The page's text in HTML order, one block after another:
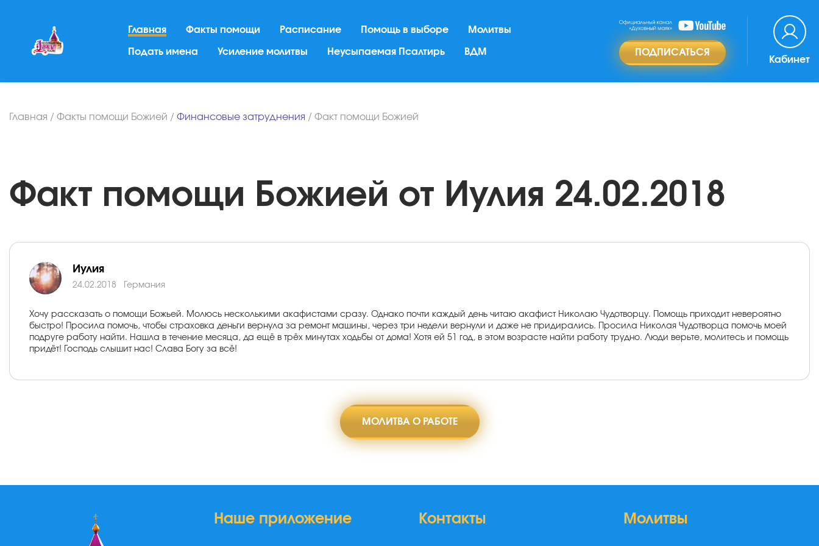
Главная Факты помощи Расписание Помощь в выборе Молитвы
Подать имена Усиление молитвы Неусыпаемая Псалтирь ВДМ ПОДПИСАТЬСЯ
Кабинет
Главная / Факты помощи Божией / Финансовые затруднения / Факт помощи Божией
Факт помощи Божией от Иулия 24.02.2018
Иулия
24.02.2018 Германия
Хочу рассказать о помощи Божьей. Молюсь несколькими акафистами сразу. Однако почти каждый день читаю акафист Николаю Чудотворцу. Помощь приходит невероятно
быстро! Просила помочь, чтобы страховка деньги вернула за ремонт машины, через три недели вернули и даже не придирались. Просила Николая Чудотворца помочь моей
подруге работу найти. Нашла в течение месяца, да ещё в трёх минутах ходьбы от дома! Хотя ей 51 год, в этом возрасте найти работу трудно. Люди верьте, молитесь и помощь
придёт! Господь слышит нас! Слава Богу за всё!
МОЛИТВА О РАБОТЕ
Наше приложение Контакты Молитвы